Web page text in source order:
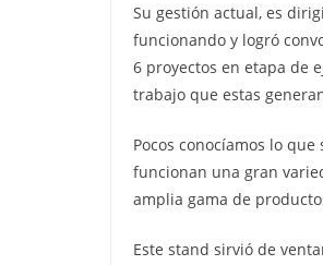
Su gestión actual, es
funcionando y logró
6 proyectos en etapa de
trabajo que estas
Pocos conocíamos lo
funcionan una gran
amplia gama de
Este stand sirvió de